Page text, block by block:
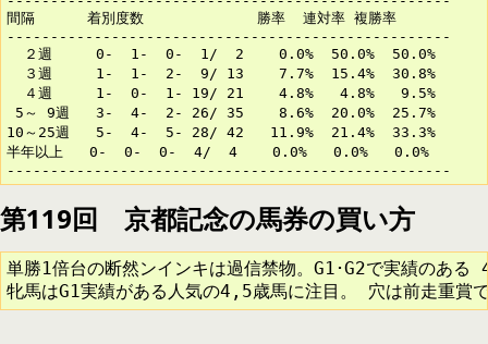
第119回 京都記念の馬券の買い方
単勝1倍台の断然ンインキは過信禁物。G1･G2で実績のあ
牝馬はG1実績がある人気の4,5歳馬に注目。 穴は前走重賞